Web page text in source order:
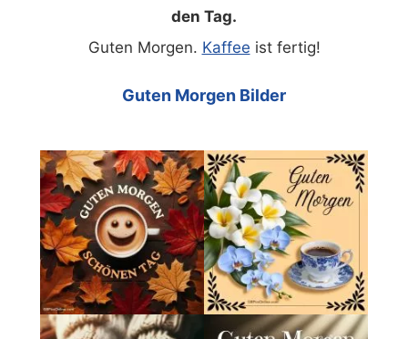
den Tag.
Guten Morgen. Kaffee ist fertig!
Guten Morgen Bilder